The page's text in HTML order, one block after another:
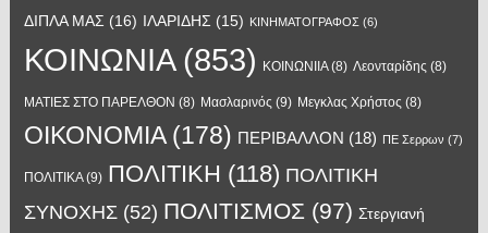
ΔΙΠΛΑ ΜΑΣ (16) ΙΛΑΡΙΔΗΣ (15) ΚΙΝΗΜΑΤΟΓΡΑΦΟΣ (6)
ΚΟΙΝΩΝΙΑ(853) ΚΟΙΝΩΝΙΙΑ(8) Λεονταρίδης (8)
ΜΑΤΙΕΣ ΣΤΟ ΠΑΡΕΛΘΟΝ (8) Μασλαρινός (9) Μεγκλας Χρήστος (8)
ΟΙΚΟΝΟΜΙΑ(178) ΠΕΡΙΒΑΛΛΟΝ (18) ΠΕ Σερρων (7)
ΠΟΛΙΤΙΚΑ(9) ΠΟΛΙΤΙΚΗ (118) ΠΟΛΙΤΙΚΗ
ΣΥΝΟΧΗΣ(52) ΠΟΛΙΤΙΣΜΟΣ (97) Στεργιανή